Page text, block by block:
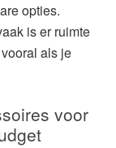
opties.
is er ruimte
als je
voor